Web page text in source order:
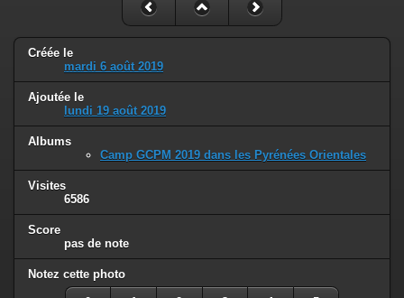
Créée le
mardi 6 août 2019
Ajoutée le
lundi 19 août 2019
Albums
Camp GCPM 2019 dans les Pyrénées Orientales
Visites
6586
Score
pas de note
Notez cette photo